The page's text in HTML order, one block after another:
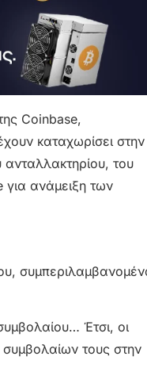
Coinbase,
καταχωρίσει στην
ανταλλακτηρίου, του
για ανάμειξη των
Έτσι, οι
τους στην